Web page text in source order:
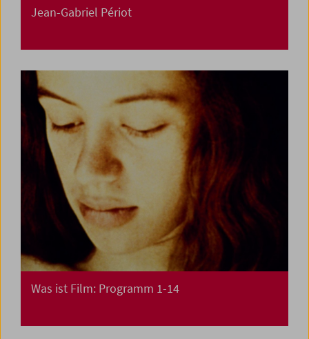
Jean-Gabriel Périot
Was ist Film: Programm 1-14